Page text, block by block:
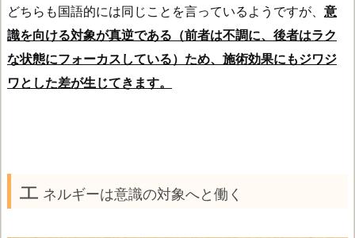
どちらも国語的には同じことを言っているようですが、 意
識を向ける対象が真逆である（前者は不調に、後者はラク
な状態にフォーカスしている）ため、施術効果にもジワジ
ワとした差が生じてきます。
エ ネルギーは意識の対象へと働く